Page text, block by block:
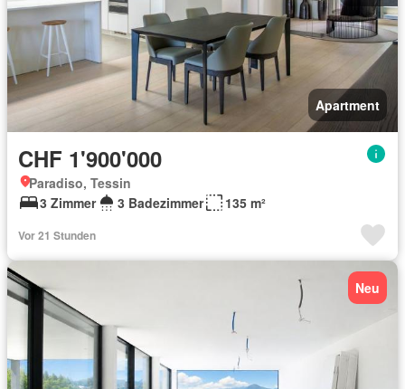
Apartment
CHF 1'900'000
Paradiso, Tessin
3 Zimmer
3 Badezimmer 135 m²
Vor 21 Stunden
Neu